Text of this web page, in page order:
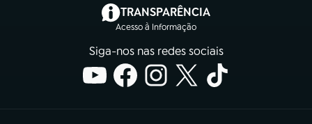
TRANSPARÊNCIA
Acesso à Informação
(abre em nova aba)
Siga-nos nas redes sociais